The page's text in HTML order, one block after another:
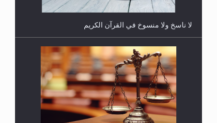
هل يجوز فتح مشروع كوافير نسائي للمحجبات وغير
المحجبات؟
لا ناسخ ولا منسوخ في القرآن الكريم